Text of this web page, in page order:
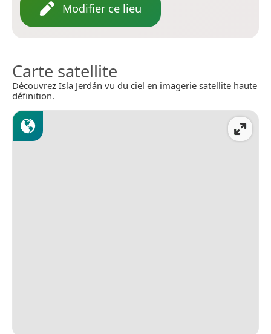
Modifier ce lieu
Carte satellite
Découvrez Isla Jerdán vu du ciel en imagerie satellite haute
définition.